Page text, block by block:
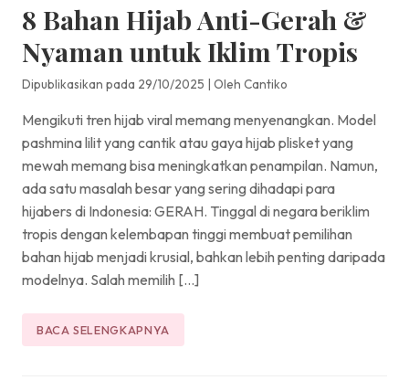
8 Bahan Hijab Anti-Gerah &
Nyaman untuk Iklim Tropis
Dipublikasikan pada 29/10/2025 | Oleh Cantiko
Mengikuti tren hijab viral memang menyenangkan. Model
pashmina lilit yang cantik atau gaya hijab plisket yang
mewah memang bisa meningkatkan penampilan. Namun,
ada satu masalah besar yang sering dihadapi para
hijabers di Indonesia: GERAH. Tinggal di negara beriklim
tropis dengan kelembapan tinggi membuat pemilihan
bahan hijab menjadi krusial, bahkan lebih penting daripada
modelnya. Salah memilih […]
BACA SELENGKAPNYA